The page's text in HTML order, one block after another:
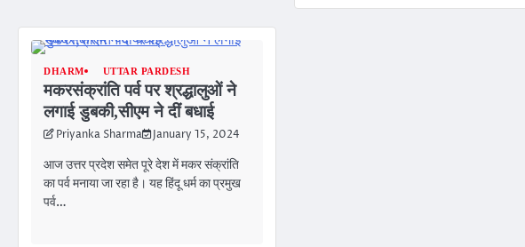
DHARM UTTAR PARDESH
मकरसंक्रांति पर्व पर श्रद्धालुओं ने
लगाई डुबकी,सीएम ने दीं बधाई
Priyanka Sharma January 15, 2024
आज उत्तर प्रदेश समेत पूरे देश में मकर संक्रांति
का पर्व मनाया जा रहा है। यह हिंदू धर्म का प्रमुख
पर्व…